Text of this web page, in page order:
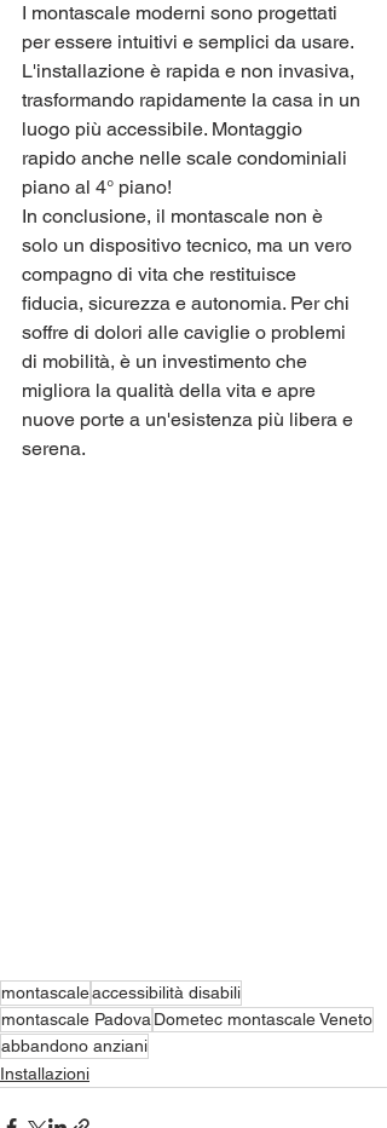
I montascale moderni sono progettati
per essere intuitivi e semplici da usare.
L'installazione è rapida e non invasiva,
trasformando rapidamente la casa in un
luogo più accessibile. Montaggio
rapido anche nelle scale condominiali
piano al 4° piano!
In conclusione, il montascale non è
solo un dispositivo tecnico, ma un vero
compagno di vita che restituisce
fiducia, sicurezza e autonomia. Per chi
soffre di dolori alle caviglie o problemi
di mobilità, è un investimento che
migliora la qualità della vita e apre
nuove porte a un'esistenza più libera e
serena.
montascaleaccessibilità disabili
montascale Padova Dometec montascale Veneto
abbandono anziani
Installazioni